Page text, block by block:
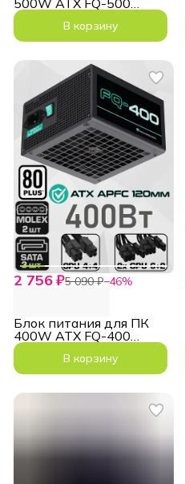
4+4pin 2x6+2pin
В корзину
2 756 ₽5 090 ₽−46%
Блок питания для ПК
400W ATX FQ-400
4+4pin 2x6+2-pin
В корзину